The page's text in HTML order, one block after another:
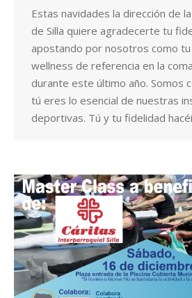
Estas navidades la dirección de
de Silla quiere agradecerte tu
apostando por nosotros como
wellness de referencia en la
durante este último año. Somos
tú eres lo esencial de nuestras
deportivas. Tú y tu fidelidad